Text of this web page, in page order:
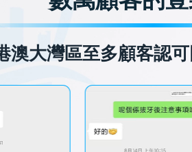
澳大灣區至多顧客認